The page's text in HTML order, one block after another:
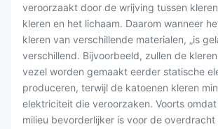
veroorzaakt door de wrijving tussen
kleren en het lichaam. Daarom wanneer
kleren van verschillende materialen, „is
verschillend. Bijvoorbeeld, zullen de
vezel worden gemaakt eerder statische
produceren, terwijl de katoenen kleren
elektriciteit die veroorzaken. Voorts
milieu bevorderlijker is voor de overdracht